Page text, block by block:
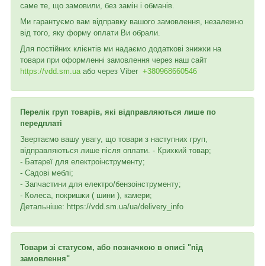
саме те, що замовили, без замін і обманів.
Ми гарантуємо вам відправку вашого замовлення, незалежно
від того, яку форму оплати Ви обрали.
Для постійних клієнтів ми надаємо додаткові знижки на
товари при оформленні замовлення через наш сайт
https://vdd.sm.ua або через Viber +380968660546
Перелік груп товарів, які відправляються лише по
передплаті
Звертаємо вашу увагу, що товари з наступних груп,
відправляються лише після оплати. - Крихкий товар;
- Батареї для електроінструменту;
- Садові меблі;
- Запчастини для електро/бензоінструменту;
- Колеса, покришки ( шини ), камери;
Детальніше: https://vdd.sm.ua/ua/delivery_info
Товари зі статусом, або позначкою в описі "під
замовлення"